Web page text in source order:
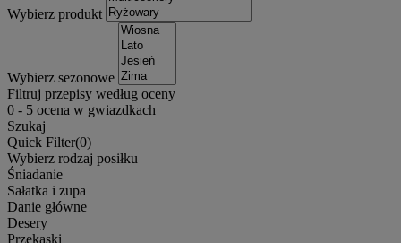
Wybierz produkt
Wybierz sezonowe
Filtruj przepisy według oceny
0 - 5 ocena w gwiazdkach
Szukaj
Quick Filter(0)
Wybierz rodzaj posiłku
Śniadanie
Sałatka i zupa
Danie główne
Desery
Przekąski